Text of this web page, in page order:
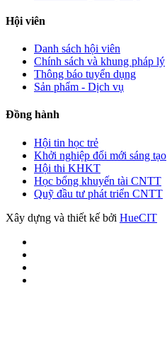
Hội viên
Danh sách hội viên
Chính sách và khung pháp lý
Thông báo tuyển dụng
Sản phẩm - Dịch vụ
Đồng hành
Hội tin học trẻ
Khởi nghiệp đổi mới sáng tạo
Hội thi KHKT
Học bổng khuyến tài CNTT
Quỹ đầu tư phát triển CNTT
Xây dựng và thiết kế bởi HueCIT